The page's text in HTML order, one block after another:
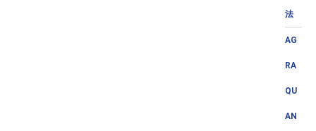
法
AG
RA
QU
AN